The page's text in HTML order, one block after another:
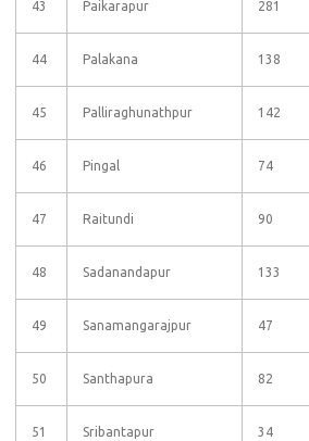
43 Paikarapur 281
44 Palakana 138
45 Palliraghunathpur 142
46 Pingal 74
47 Raitundi 90
48 Sadanandapur 133
49 Sanamangarajpur 47
50 Santhapura 82
51 Sribantapur 34